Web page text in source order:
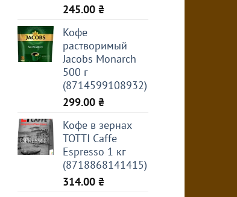
245.00 ₴
Кофе
растворимый
Jacobs Monarch
500 г
(8714599108932)
299.00 ₴
Кофе в зернах
TOTTI Caffe
Espresso 1 кг
(8718868141415)
314.00 ₴